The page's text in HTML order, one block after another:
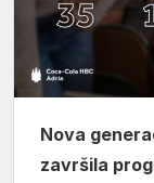
Nova
završila